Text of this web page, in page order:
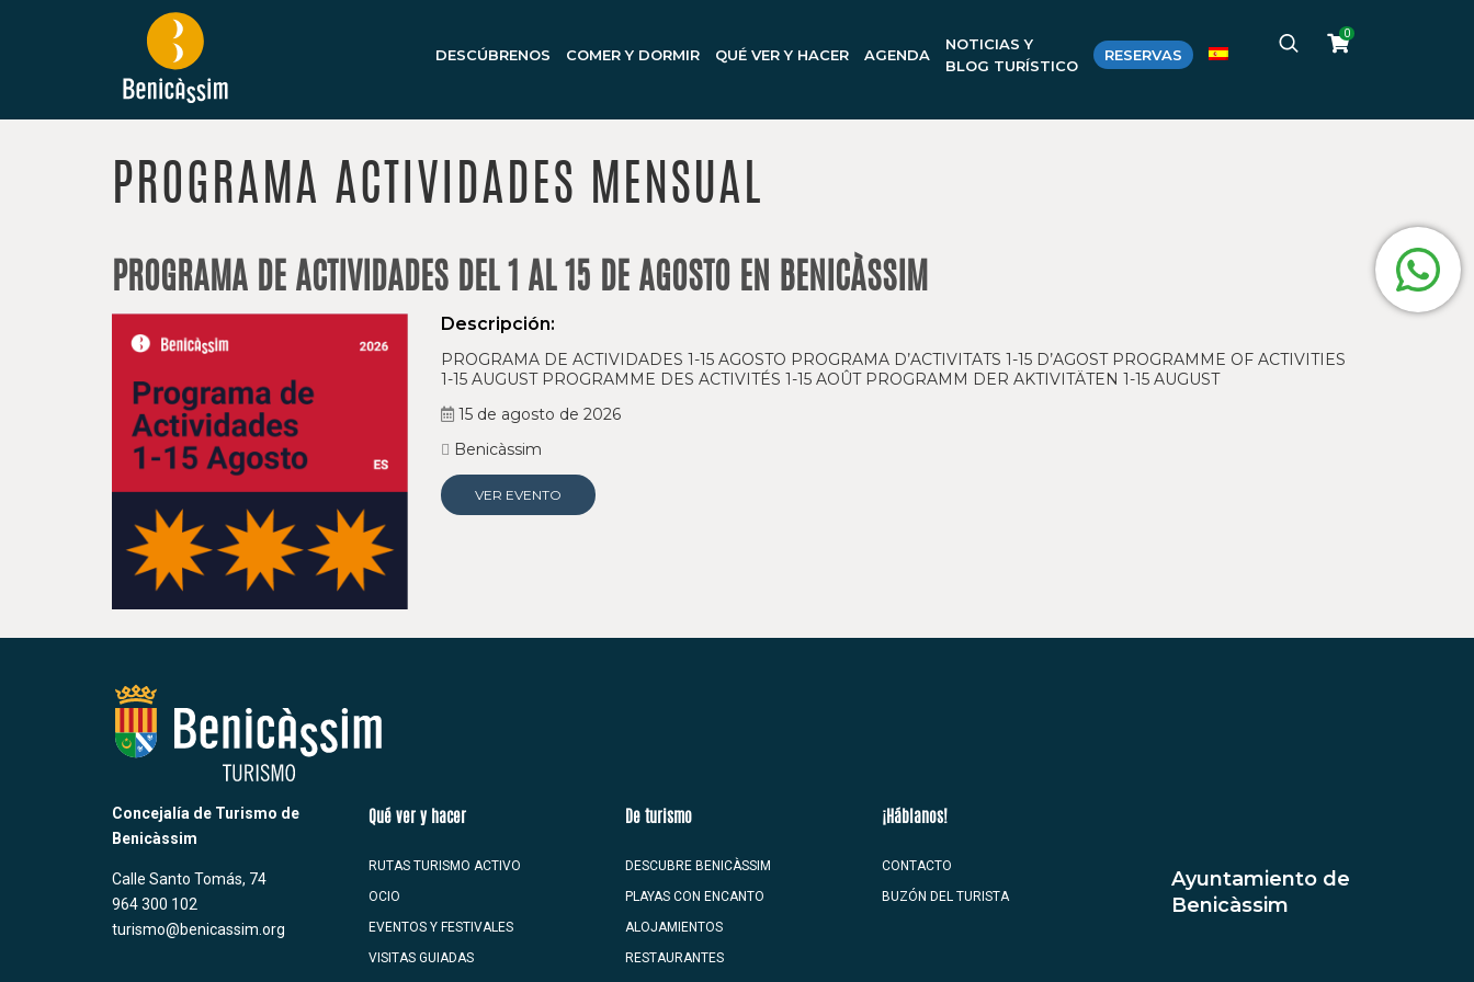
DESCÚBRENOS COMER Y DORMIR QUÉ VER Y HACER AGENDA
NOTICIAS Y
BLOG TURÍSTICO
RESERVAS
0
PROGRAMA ACTIVIDADES MENSUAL
PROGRAMA DE ACTIVIDADES DEL 1 AL 15 DE AGOSTO EN BENICÀSSIM
Descripción:
PROGRAMA DE ACTIVIDADES 1-15 AGOSTO PROGRAMA D’ACTIVITATS 1-15 D’AGOST PROGRAMME OF ACTIVITIES
1-15 AUGUST PROGRAMME DES ACTIVITÉS 1-15 AOÛT PROGRAMM DER AKTIVITÄTEN 1-15 AUGUST
15 de agosto de 2026
Benicàssim
VER EVENTO
Concejalía de Turismo de
Benicàssim
Calle Santo Tomás, 74
964 300 102
turismo@benicassim.org
Qué ver y hacer
RUTAS TURISMO ACTIVO
OCIO
EVENTOS Y FESTIVALES
VISITAS GUIADAS
De turismo
DESCUBRE BENICÀSSIM
PLAYAS CON ENCANTO
ALOJAMIENTOS
RESTAURANTES
¡Háblanos!
CONTACTO
BUZÓN DEL TURISTA
Ayuntamiento de
Benicàssim